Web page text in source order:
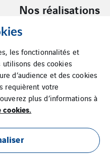
Nos réalisations
Nous contacter
les fonctionnalités et
utilisons des cookies
d’audience et des cookies
requièrent votre
plus d’informations à